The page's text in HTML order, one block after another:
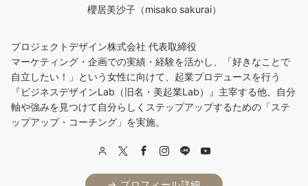
櫻居美沙子（misako sakurai）
プロジェクトデザイン株式会社 代表取締役
マーケティング・企画での実績・経験を活かし、「好きなことで
自立したい！」という女性に向けて、起業プロデュースを行う
『ビジネスデザインLab（旧名・美起業Lab）』主宰する他、自分
軸や強みを見つけて自分らしくステップアップするための「ステ
ップアップ・コーチング」を実施。